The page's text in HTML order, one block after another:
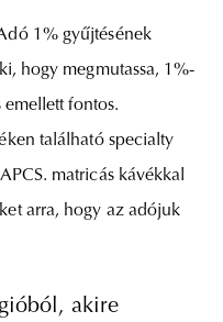
1% gyűjtésének
hogy megmutassa, 1%-
fontos.
található specialty
matricás kávékkal
arra, hogy az adójuk